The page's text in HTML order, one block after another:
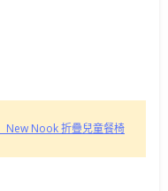
New Nook 折疊兒童餐椅